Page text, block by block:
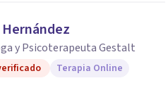
Hernández
y Psicoterapeuta Gestalt
Terapia Online